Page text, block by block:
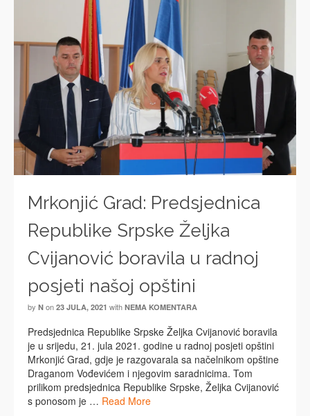
Mrkonjić Grad: Predsjednica
Republike Srpske Željka
Cvijanović boravila u radnoj
posjeti našoj opštini
by N on 23 JULA, 2021 with NEMA KOMENTARA
Predsjednica Republike Srpske Željka Cvijanović boravila
je u srijedu, 21. jula 2021. godine u radnoj posjeti opštini
Mrkonjić Grad, gdje je razgovarala sa načelnikom opštine
Draganom Vođevićem i njegovim saradnicima. Tom
prilikom predsjednica Republike Srpske, Željka Cvijanović
s ponosom je … Read More